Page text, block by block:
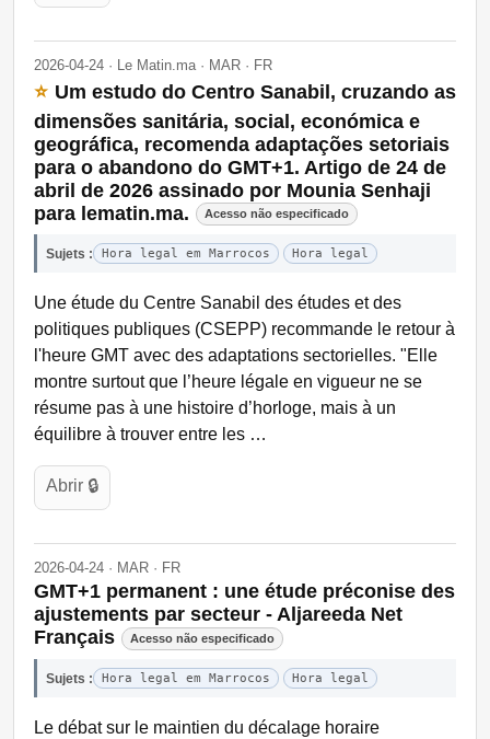
2026-04-24 · Le Matin.ma · MAR · FR
⭐ Um estudo do Centro Sanabil, cruzando as
dimensões sanitária, social, económica e
geográfica, recomenda adaptações setoriais
para o abandono do GMT+1. Artigo de 24 de
abril de 2026 assinado por Mounia Senhaji
para lematin.ma.
Acesso não especificado
Sujets : Hora legal em Marrocos Hora legal
Une étude du Centre Sanabil des études et des
politiques publiques (CSEPP) recommande le retour à
l'heure GMT avec des adaptations sectorielles. "Elle
montre surtout que l’heure légale en vigueur ne se
résume pas à une histoire d’horloge, mais à un
équilibre à trouver entre les …
Abrir 🔒
2026-04-24 · MAR · FR
GMT+1 permanent : une étude préconise des
ajustements par secteur - Aljareeda Net
Français
Acesso não especificado
Sujets : Hora legal em Marrocos Hora legal
Le débat sur le maintien du décalage horaire